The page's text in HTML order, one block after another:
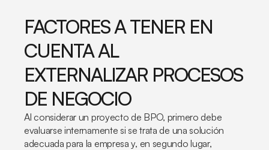
FACTORES A TENER EN
CUENTA AL
EXTERNALIZAR PROCESOS
DE NEGOCIO
Al considerar un proyecto de BPO, primero debe
evaluarse internamente si se trata de una solución
adecuada para la empresa y, en segundo lugar,